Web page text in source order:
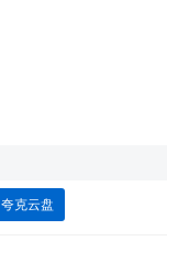
夸克云盘